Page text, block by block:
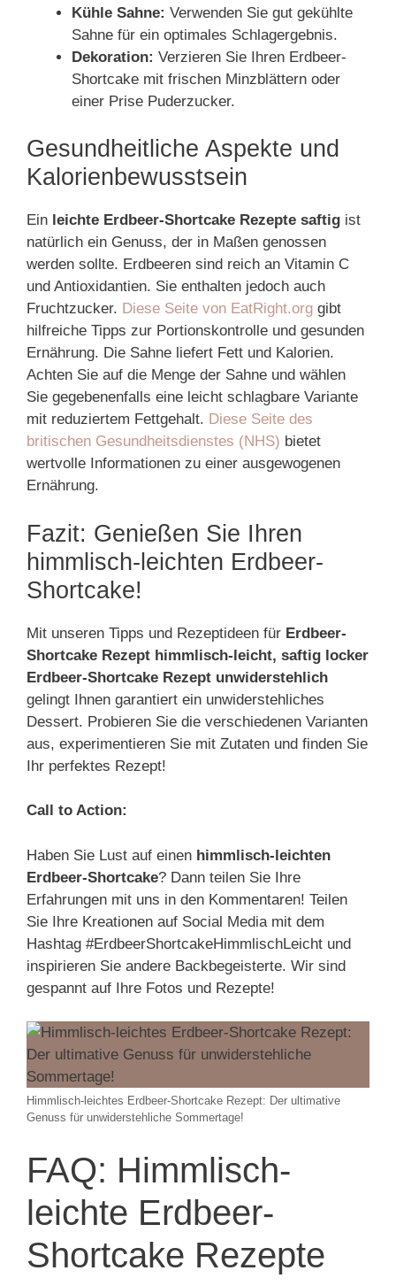
Kühle Sahne: Verwenden Sie gut gekühlte
Sahne für ein optimales Schlagergebnis.
Dekoration: Verzieren Sie Ihren Erdbeer-
Shortcake mit frischen Minzblättern oder
einer Prise Puderzucker.
Gesundheitliche Aspekte und
Kalorienbewusstsein
Ein leichte Erdbeer-Shortcake Rezepte saftig ist
natürlich ein Genuss, der in Maßen genossen
werden sollte. Erdbeeren sind reich an Vitamin C
und Antioxidantien. Sie enthalten jedoch auch
Fruchtzucker. Diese Seite von EatRight.org gibt
hilfreiche Tipps zur Portionskontrolle und gesunden
Ernährung. Die Sahne liefert Fett und Kalorien.
Achten Sie auf die Menge der Sahne und wählen
Sie gegebenenfalls eine leicht schlagbare Variante
mit reduziertem Fettgehalt. Diese Seite des
britischen Gesundheitsdienstes (NHS) bietet
wertvolle Informationen zu einer ausgewogenen
Ernährung.
Fazit: Genießen Sie Ihren
himmlisch-leichten Erdbeer-
Shortcake!
Mit unseren Tipps und Rezeptideen für Erdbeer-
Shortcake Rezept himmlisch-leicht, saftig locker
Erdbeer-Shortcake Rezept unwiderstehlich
gelingt Ihnen garantiert ein unwiderstehliches
Dessert. Probieren Sie die verschiedenen Varianten
aus, experimentieren Sie mit Zutaten und finden Sie
Ihr perfektes Rezept!
Call to Action:
Haben Sie Lust auf einen himmlisch-leichten
Erdbeer-Shortcake? Dann teilen Sie Ihre
Erfahrungen mit uns in den Kommentaren! Teilen
Sie Ihre Kreationen auf Social Media mit dem
Hashtag #ErdbeerShortcakeHimmlischLeicht und
inspirieren Sie andere Backbegeisterte. Wir sind
gespannt auf Ihre Fotos und Rezepte!
Himmlisch-leichtes Erdbeer-Shortcake Rezept: Der ultimative
Genuss für unwiderstehliche Sommertage!
FAQ: Himmlisch-
leichte Erdbeer-
Shortcake Rezepte